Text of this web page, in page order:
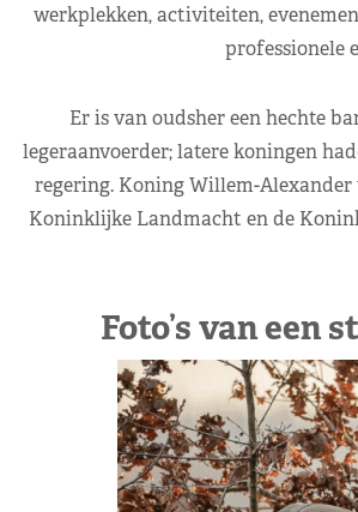
werkplekken, activiteiten,
professionele
Er is van oudsher een hechte
legeraanvoerder; latere koningen
regering. Koning Willem-
Koninklijke Landmacht en de
Foto’s van